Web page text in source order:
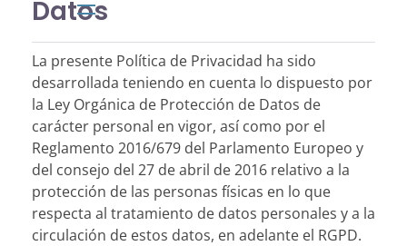
Datos
La presente Política de Privacidad ha sido
desarrollada teniendo en cuenta lo dispuesto por
la Ley Orgánica de Protección de Datos de
carácter personal en vigor, así como por el
Reglamento 2016/679 del Parlamento Europeo y
del consejo del 27 de abril de 2016 relativo a la
protección de las personas físicas en lo que
respecta al tratamiento de datos personales y a la
circulación de estos datos, en adelante el RGPD.